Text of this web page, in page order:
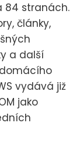
84 stranách.
články,
a další
vydává již
jako